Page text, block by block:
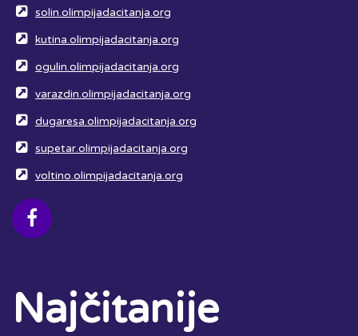
solin.olimpijadacitanja.org
kutina.olimpijadacitanja.org
ogulin.olimpijadacitanja.org
varazdin.olimpijadacitanja.org
dugaresa.olimpijadacitanja.org
supetar.olimpijadacitanja.org
voltino.olimpijadacitanja.org
Najčitanije